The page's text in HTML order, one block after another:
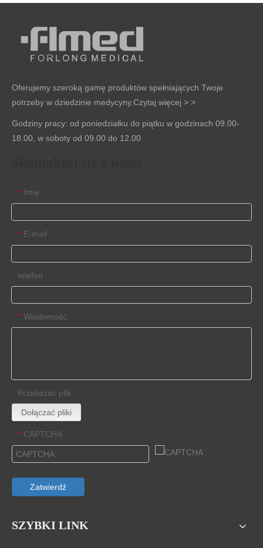
Oferujemy szeroką gamę produktów spełniających Twoje
potrzeby w dziedzinie medycyny.Czytaj więcej > >
Godziny pracy: od poniedziałku do piątku w godzinach 09.00-
18.00, w soboty od 09.00 do 12.00
* Imię
* E-mail
telefon
* Wiadomość
Przekazać plik
Dołączać pliki
* CAPTCHA
Zatwierdź
SZYBKI LINK